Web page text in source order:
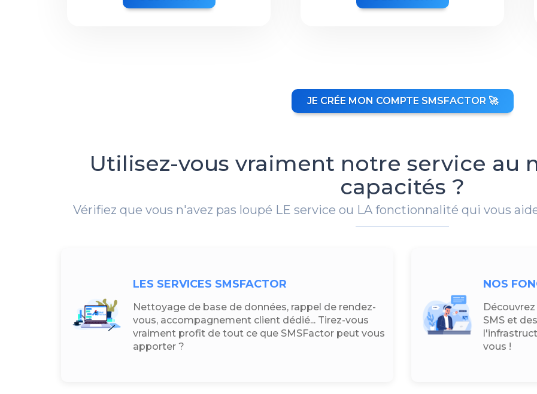
JE CRÉE MON COMPTE SMSFACTOR 🚀
Utilisez-vous vraiment notre service au
capacités ?
Vérifiez que vous n'avez pas loupé LE service ou LA fonctionnalité qui vous
LES SERVICES SMSFACTOR
Nettoyage de base de données, rappel de rendez-
vous, accompagnement client dédié... Tirez-vous
vraiment profit de tout ce que SMSFactor peut vous
apporter ?
NOS
SMS et
vous !